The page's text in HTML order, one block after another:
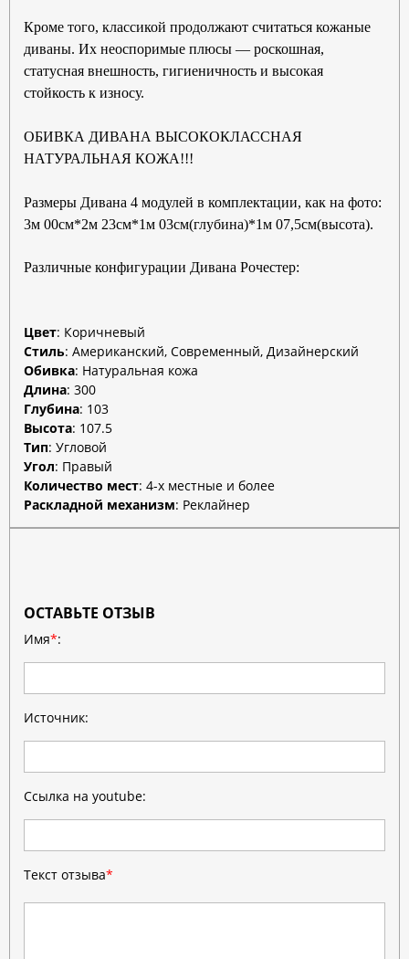
Кроме того, классикой продолжают считаться кожаные
диваны. Их неоспоримые плюсы — роскошная,
статусная внешность, гигиеничность и высокая
стойкость к износу.
ОБИВКА ДИВАНА ВЫСОКОКЛАССНАЯ
НАТУРАЛЬНАЯ КОЖА!!!
Размеры Дивана 4 модулей в комплектации, как на фото:
3м 00см*2м 23см*1м 03см(глубина)*1м 07,5см(высота).
Различные конфигурации Дивана Рочестер:
Цвет: Коричневый
Стиль: Американский, Современный, Дизайнерский
Обивка: Натуральная кожа
Длина: 300
Глубина: 103
Высота: 107.5
Тип: Угловой
Угол: Правый
Количество мест: 4-х местные и более
Раскладной механизм: Реклайнер
ОСТАВЬТЕ ОТЗЫВ
Имя*:
Источник:
Ссылка на youtube:
Текст отзыва*